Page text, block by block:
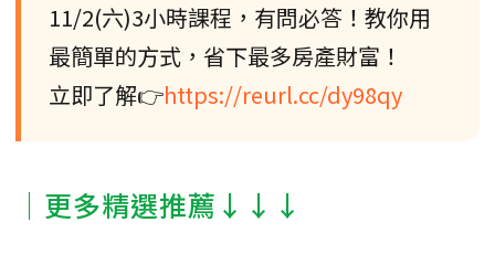
11/2(六)3小時課程，有問必答！教你用
最簡單的方式，省下最多房產財富！
立即了解👉https://reurl.cc/dy98qy
│更多精選推薦↓↓↓